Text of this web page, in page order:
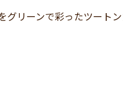
リーンで彩ったツートン